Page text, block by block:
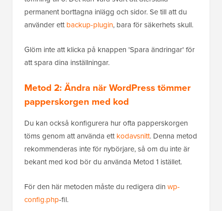
permanent borttagna inlägg och sidor. Se till att du
använder ettbackup-plugin, bara för säkerhets skull.
Glöm inte att klicka på knappen 'Spara ändringar' för
att spara dina inställningar.
Metod 2: Ändra när WordPress tömmer
papperskorgen med kod
Du kan också konfigurera hur ofta papperskorgen
töms genom att använda ettkodavsnitt. Denna metod
rekommenderas inte för nybörjare, så om du inte är
bekant med kod bör du använda Metod 1 istället.
För den här metoden måste du redigera din wp-
config.php-fil.